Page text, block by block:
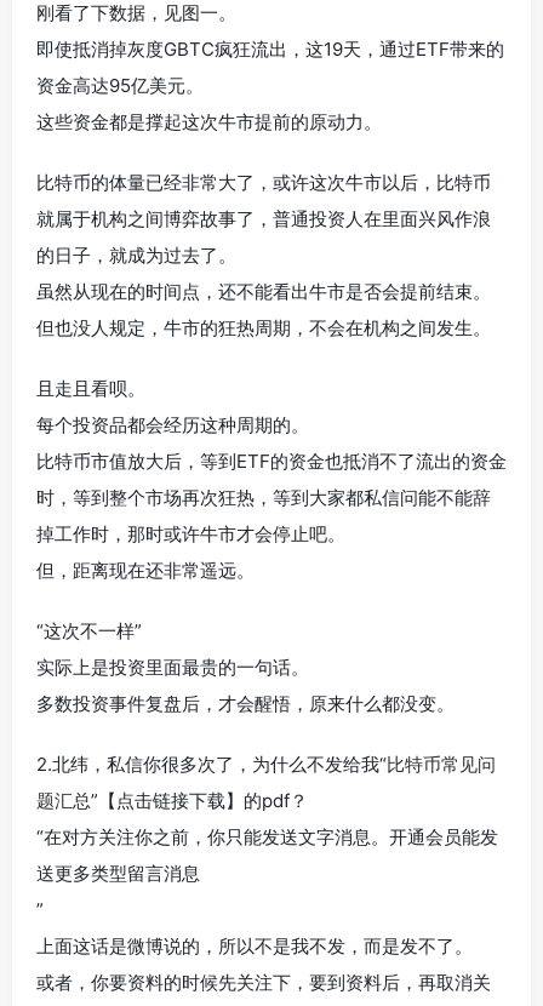
刚看了下数据，见图一。
即使抵消掉灰度GBTC疯狂流出，这19天，通过ETF带来的
资金高达95亿美元。
这些资金都是撑起这次牛市提前的原动力。
比特币的体量已经非常大了，或许这次牛市以后，比特币
就属于机构之间博弈故事了，普通投资人在里面兴风作浪
的日子，就成为过去了。
虽然从现在的时间点，还不能看出牛市是否会提前结束。
但也没人规定，牛市的狂热周期，不会在机构之间发生。
且走且看呗。
每个投资品都会经历这种周期的。
比特币市值放大后，等到ETF的资金也抵消不了流出的资金
时，等到整个市场再次狂热，等到大家都私信问能不能辞
掉工作时，那时或许牛市才会停止吧。
但，距离现在还非常遥远。
“这次不一样”
实际上是投资里面最贵的一句话。
多数投资事件复盘后，才会醒悟，原来什么都没变。
2.北纬，私信你很多次了，为什么不发给我“比特币常见问
题汇总”【点击链接下载】的pdf？
“在对方关注你之前，你只能发送文字消息。开通会员能发
送更多类型留言消息
”
上面这话是微博说的，所以不是我不发，而是发不了。
或者，你要资料的时候先关注下，要到资料后，再取消关